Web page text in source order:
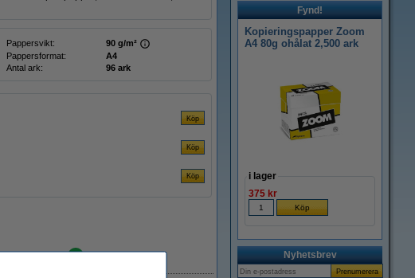
Pappersvikt:
90 g/m²
Pappersformat:
A4
Antal ark: 96 ark
i lager
Fynd!
Kopieringspapper Zoom
A4 80g ohålat 2,500 ark
i lager
375 kr
Nyhetsbrev